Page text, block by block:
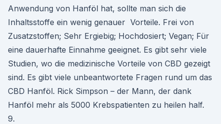
Anwendung von Hanföl hat, sollte man sich die
Inhaltsstoffe ein wenig genauer Vorteile. Frei von
Zusatzstoffen; Sehr Ergiebig; Hochdosiert; Vegan; Für
eine dauerhafte Einnahme geeignet. Es gibt sehr viele
Studien, wo die medizinische Vorteile von CBD gezeigt
sind. Es gibt viele unbeantwortete Fragen rund um das
CBD Hanföl. Rick Simpson – der Mann, der dank
Hanföl mehr als 5000 Krebspatienten zu heilen half.
9.